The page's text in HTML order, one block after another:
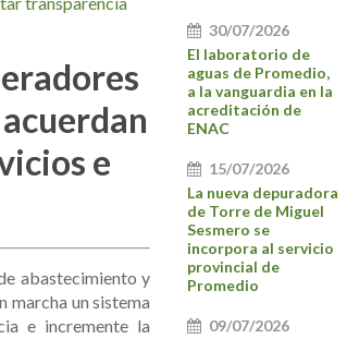
e
abastecimiento y
marcha un sistema
e incremente la
30/07/2026
El laboratorio de
aguas de Promedio,
a la vanguardia en la
acreditación de
ENAC
15/07/2026
La nueva depuradora
de Torre de Miguel
Sesmero se
incorpora al servicio
provincial de
Promedio
09/07/2026